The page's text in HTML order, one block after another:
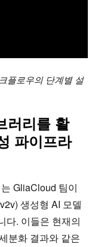
플로우의 단계별 설
러리를 활
파이프라
GliaCloud 팀이
생성형 AI 모델
다. 이들은 현재의
분화 결과와 같은